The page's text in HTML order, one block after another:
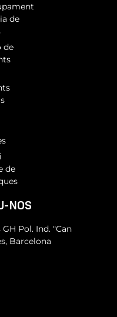
de
de
de
NOS
Pol. Ind. "Can
Barcelona